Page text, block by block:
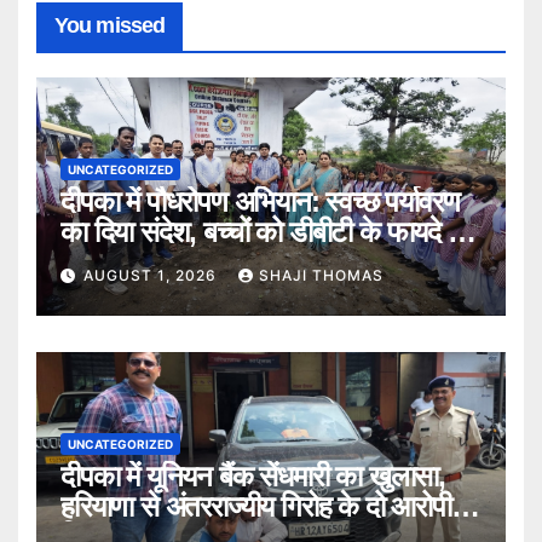
You missed
UNCATEGORIZED
दीपका में पौधरोपण अभियान: स्वच्छ पर्यावरण
का दिया संदेश, बच्चों को डीबीटी के फायदे भी
बताए।
AUGUST 1, 2026 SHAJI THOMAS
UNCATEGORIZED
दीपका में यूनियन बैंक सेंधमारी का खुलासा,
हरियाणा से अंतरराज्यीय गिरोह के दो आरोपी